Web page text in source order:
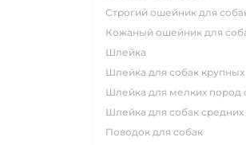
строгий ошейник для
кожаный ошейник для
шлейка
шлейка для собак
шлейка для мелких пород
шлейка для собак
поводок для собак